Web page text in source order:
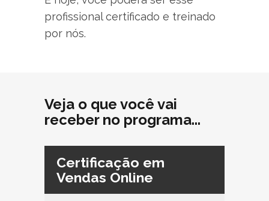
profissional certificado e treinado
por nós.
Veja o que você vai
receber no programa...
Certificação em
Vendas Online